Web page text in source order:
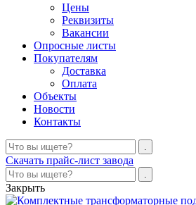
Цены
Реквизиты
Вакансии
Опросные листы
Покупателям
Доставка
Оплата
Объекты
Новости
Контакты
Скачать прайс-лист завода
Закрыть